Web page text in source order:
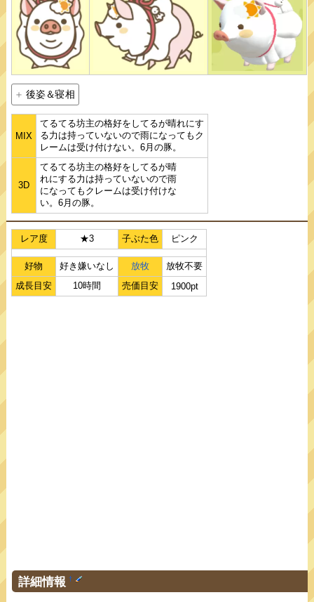
後姿＆寝相
MIX
てるてる坊主の格好をしてるが晴れにす
る力は持っていないので雨になってもク
レームは受け付けない。6月の豚。
3D
てるてる坊主の格好をしてるが晴
れにする力は持っていないので雨
になってもクレームは受け付けな
い。6月の豚。
レア度 ★3 子ぶた色 ピンク
好物 好き嫌いなし 放牧
放牧不要
成長目安
10時間 売価目安 1900pt
詳細情報 †